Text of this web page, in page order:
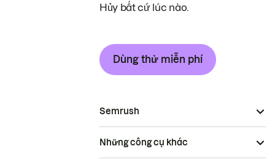
Hủy bất cứ lúc nào.
Dùng thử miễn phí
Semrush
Những công cụ khác